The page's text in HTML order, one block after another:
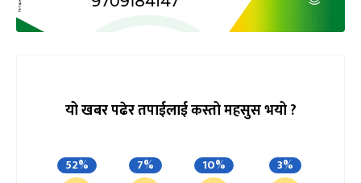
यो खबर पढेर तपाईलाई कस्तो महसुस भयो ?
52% 7% 10% 3%